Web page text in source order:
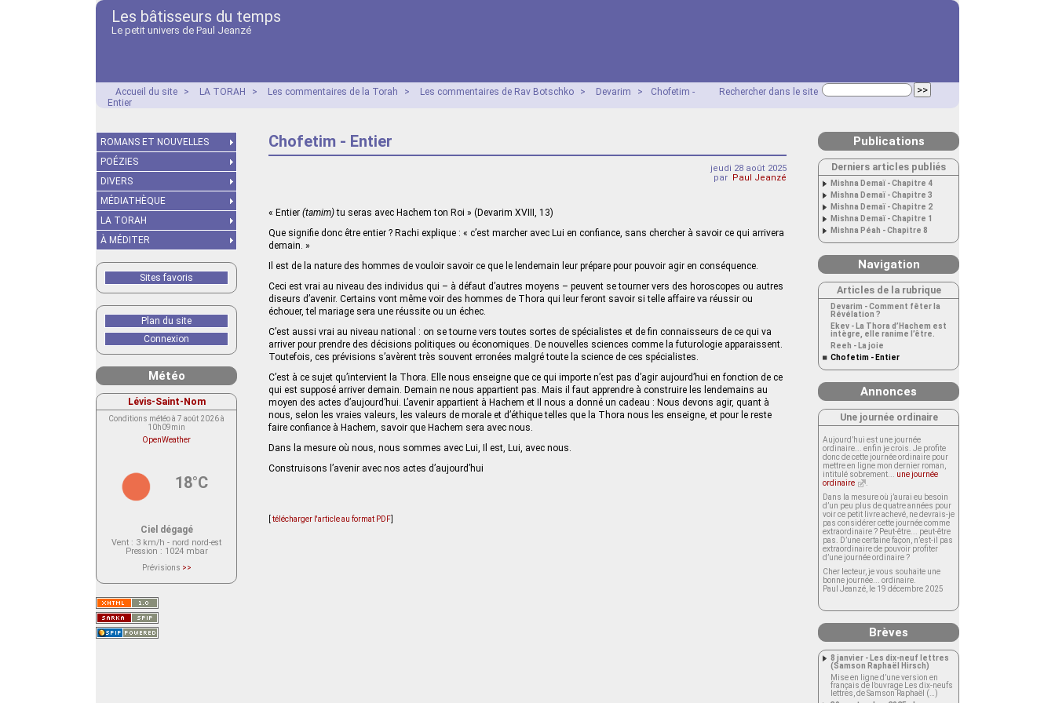
Les bâtisseurs du temps
Le petit univers de Paul Jeanzé
Rechercher dans le site
Accueil du site > LA TORAH > Les commentaires de la Torah > Les commentaires de Rav Botschko > Devarim >
Chofetim -
Entier
Chofetim - Entier
jeudi 28 août 2025
par Paul Jeanzé
« Entier (tamim)tu seras avec Hachem ton Roi » (Devarim XVIII, 13)
Que signifie donc être entier ? Rachi explique : « c’est marcher avec Lui en confiance, sans chercher à savoir ce qui arrivera
demain. »
Il est de la nature des hommes de vouloir savoir ce que le lendemain leur prépare pour pouvoir agir en conséquence.
Ceci est vrai au niveau des individus qui – à défaut d’autres moyens – peuvent se tourner vers des horoscopes ou autres
diseurs d’avenir. Certains vont même voir des hommes de Thora qui leur feront savoir si telle affaire va réussir ou
échouer, tel mariage sera une réussite ou un échec.
C’est aussi vrai au niveau national : on se tourne vers toutes sortes de spécialistes et de fin connaisseurs de ce qui va
arriver pour prendre des décisions politiques ou économiques. De nouvelles sciences comme la futurologie apparaissent.
Toutefois, ces prévisions s’avèrent très souvent erronées malgré toute la science de ces spécialistes.
C’est à ce sujet qu’intervient la Thora. Elle nous enseigne que ce qui importe n’est pas d’agir aujourd’hui en fonction de ce
qui est supposé arriver demain. Demain ne nous appartient pas. Mais il faut apprendre à construire les lendemains au
moyen des actes d’aujourd’hui. L’avenir appartient à Hachem et Il nous a donné un cadeau : Nous devons agir, quant à
nous, selon les vraies valeurs, les valeurs de morale et d’éthique telles que la Thora nous les enseigne, et pour le reste
faire confiance à Hachem, savoir que Hachem sera avec nous.
Dans la mesure où nous, nous sommes avec Lui, Il est, Lui, avec nous.
Construisons l’avenir avec nos actes d’aujourd’hui
télécharger l'article au format PDF
ROMANS ET NOUVELLES
POÉZIES
DIVERS
MÉDIATHÈQUE
LA TORAH
À MÉDITER
Sites favoris
Plan du site
Connexion
Météo
Lévis-Saint-Nom
Conditions météo à 7 août 2026 à
10h09min
OpenWeather
18°C
Ciel dégagé
Vent : 3 km/h - nord nord-est
Pression : 1024 mbar
Prévisions >>
actuellement aucune prévision
Saint-Nom.
Veuillez consulter le message du
service ci-dessous.
(401 - Invalid API key. Please see
https://openweathermap.org/faq#error401
Publications
Derniers articles publiés
Mishna Demaï - Chapitre 4
Mishna Demaï - Chapitre 3
Mishna Demaï - Chapitre 2
Mishna Demaï - Chapitre 1
Mishna Péah - Chapitre 8
Navigation
Articles de la rubrique
Devarim - Comment fêter la
Révélation ?
Ekev - La Thora d’Hachem est
intègre, elle ranime l’être.
Reeh - La joie
Chofetim - Entier
Annonces
Une journée ordinaire
Aujourd’hui est une journée
ordinaire... enfin je crois. Je profite
donc de cette journée ordinaire pour
mettre en ligne mon dernier roman,
intitulé sobrement... une journée
ordinaire
Dans la mesure où j’aurai eu besoin
d’un peu plus de quatre années pour
voir ce petit livre achevé, ne devrais-je
pas considérer cette journée comme
extraordinaire ? Peut-être... peut-être
pas. D’une certaine façon, n’est-il pas
extraordinaire de pouvoir profiter
d’une journée ordinaire ?
Cher lecteur, je vous souhaite une
bonne journée... ordinaire.
Paul Jeanzé, le 19 décembre 2025
Brèves
8 janvier - Les dix-neuf lettres
(Samson Raphaël Hirsch)
Mise en ligne d’une version en
français de l’ouvrage Les dix-neufs
lettres, de Samson Raphaël (…)